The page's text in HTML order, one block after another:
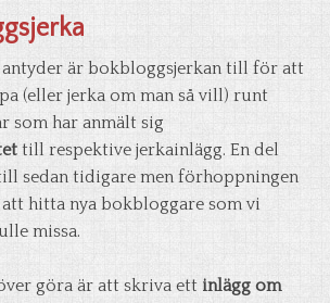
är bokbloggsjerkan till för att
(eller jerka om man så vill) runt
som har anmält sig
till respektive jerkainlägg. En del
sedan tidigare men förhoppningen
hitta nya bokbloggare som vi
missa.
göra är att skriva ett inlägg om